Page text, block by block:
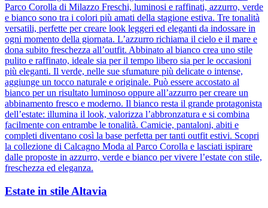
Parco Corolla di Milazzo Freschi, luminosi e raffinati, azzurro, verde
e bianco sono tra i colori più amati della stagione estiva. Tre tonalità
versatili, perfette per creare look leggeri ed eleganti da indossare in
ogni momento della giornata. L’azzurro richiama il cielo e il mare e
dona subito freschezza all’outfit. Abbinato al bianco crea uno stile
pulito e raffinato, ideale sia per il tempo libero sia per le occasioni
più eleganti. Il verde, nelle sue sfumature più delicate o intense,
aggiunge un tocco naturale e originale. Può essere accostato al
bianco per un risultato luminoso oppure all’azzurro per creare un
abbinamento fresco e moderno. Il bianco resta il grande protagonista
dell’estate: illumina il look, valorizza l’abbronzatura e si combina
facilmente con entrambe le tonalità. Camicie, pantaloni, abiti e
completi diventano così la base perfetta per tanti outfit estivi. Scopri
la collezione di Calcagno Moda al Parco Corolla e lasciati ispirare
dalle proposte in azzurro, verde e bianco per vivere l’estate con stile,
freschezza ed eleganza.
Estate in stile Altavia